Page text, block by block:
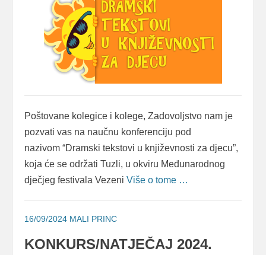
Poštovane kolegice i kolege, Zadovoljstvo nam je
pozvati vas na naučnu konferenciju pod
nazivom “Dramski tekstovi u književnosti za djecu”,
koja će se održati Tuzli, u okviru Međunarodnog
dječjeg festivala Vezeni Više o tome …
16/09/2024 MALI PRINC
KONKURS/NATJEČAJ 2024.